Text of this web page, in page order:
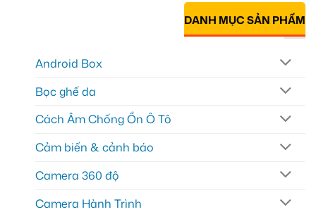
DANH MỤC SẢN PHẨM
Android Box
Bọc ghế da
Cách Âm Chống Ồn Ô Tô
Cảm biến & cảnh báo
Camera 360 độ
Camera Hành Trình